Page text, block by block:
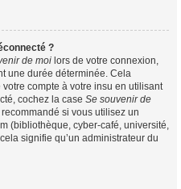
?
de moi lors de votre connexion,
une durée déterminée. Cela
compte à votre insu en utilisant
cochez la case Se souvenir de
si vous utilisez un
(bibliothèque, cyber-café, université,
signifie qu’un administrateur du